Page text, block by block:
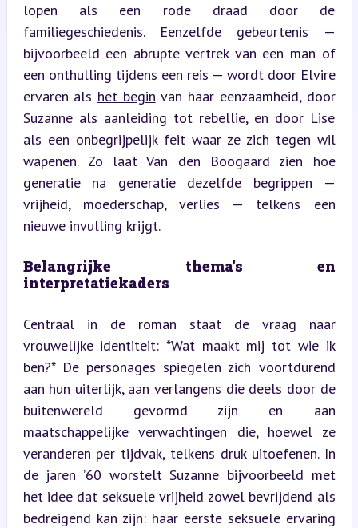
lopen als een rode draad door de
familiegeschiedenis. Eenzelfde gebeurtenis —
bijvoorbeeld een abrupte vertrek van een man of
een onthulling tijdens een reis — wordt door Elvire
ervaren als het begin van haar eenzaamheid, door
Suzanne als aanleiding tot rebellie, en door Lise
als een onbegrijpelijk feit waar ze zich tegen wil
wapenen. Zo laat Van den Boogaard zien hoe
generatie na generatie dezelfde begrippen —
vrijheid, moederschap, verlies — telkens een
nieuwe invulling krijgt.
Belangrijke thema’s en
interpretatiekaders
Centraal in de roman staat de vraag naar
vrouwelijke identiteit: *Wat maakt mij tot wie ik
ben?* De personages spiegelen zich voortdurend
aan hun uiterlijk, aan verlangens die deels door de
buitenwereld gevormd zijn en aan
maatschappelijke verwachtingen die, hoewel ze
veranderen per tijdvak, telkens druk uitoefenen. In
de jaren ’60 worstelt Suzanne bijvoorbeeld met
het idee dat seksuele vrijheid zowel bevrijdend als
bedreigend kan zijn: haar eerste seksuele ervaring